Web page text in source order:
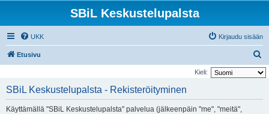
SBiL Keskustelupalsta
UKK Kirjaudu sisään
Etusivu
t
Kieli:
SBiL Keskustelupalsta - Rekisteröityminen
Käyttämällä "SBiL Keskustelupalsta" palvelua (jälkeenpäin "me", "meitä",